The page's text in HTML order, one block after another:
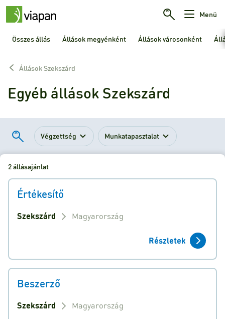
Menü
Összes állás Állások megyénként Állások városonként
Állások Szekszárd
Egyéb állások Szekszárd
Végzettség Munkatapasztalat
2 állásajánlat
Értékesítő
Szekszárd Magyarország
Részletek
Beszerző
Szekszárd Magyarország